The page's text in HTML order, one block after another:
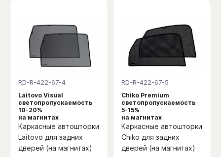
RD-R-422-67-4
Laitovo Visual
светопропускаемость
10-20%
на магнитах
Каркасные автошторки
Laitovo для задних
дверей (на магнитах)
RD-R-422-67-5
Chiko Premium
светопропускаемость
5-15%
на магнитах
Каркасные автошторки
Chiko для задних
дверей (на магнитах)